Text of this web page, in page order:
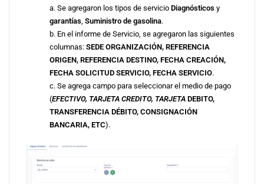
a. Se agregaron los tipos de servicio Diagnósticos y
garantías Suministro de gasolina.
b. En el informe de Servicio, se agregaron las siguientes
columnas: SEDE ORGANIZACIÓN, REFERENCIA
ORIGEN, REFERENCIA DESTINO, FECHA CREACIÓN,
FECHA SOLICITUD SERVICIO, FECHA SERVICIO.
c. Se agrega campo para seleccionar el medio de pago
(EFECTIVO, TARJETA CREDITO, TARJETADEBITO,
TRANSFERENCIA DÉBITO, CONSIGNACIÓN
BANCARIA, ETC).